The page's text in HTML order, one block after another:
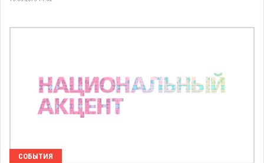
СОБЫТИЯ